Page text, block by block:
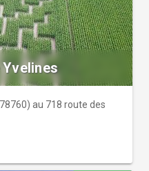
au 718 route des